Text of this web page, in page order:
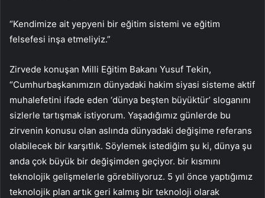
“Kendimize ait yepyeni bir eğitim sistemi ve eğitim
felsefesi inşa etmeliyiz.”
Zirvede konuşan Milli Eğitim Bakanı Yusuf Tekin,
“Cumhurbaşkanımızın dünyadaki hakim siyasi sisteme aktif
muhalefetini ifade eden ‘dünya beşten büyüktür’ sloganını
sizlerle tartışmak istiyorum. Yaşadığımız günlerde bu
zirvenin konusu olan aslında dünyadaki değişime referans
olabilecek bir karşıtlık. Söylemek istediğim şu ki, dünya şu
anda çok büyük bir değişimden geçiyor. bir kısmını
teknolojik gelişmelerle görebiliyoruz. 5 yıl önce yaptığımız
teknolojik plan artık geri kalmış bir teknoloji olarak